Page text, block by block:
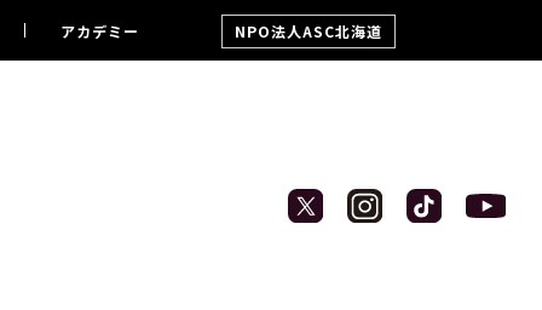
アカデミー NPO法人ASC北海道